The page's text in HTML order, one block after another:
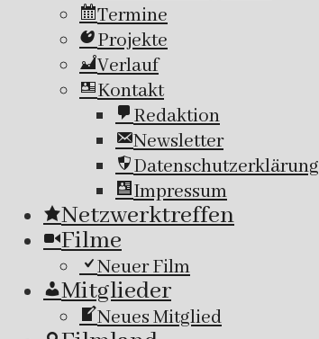
Termine
Projekte
Verlauf
Kontakt
Redaktion
Newsletter
Datenschutzerklärung
Impressum
Netzwerktreffen
Filme
Neuer Film
Mitglieder
Neues Mitglied